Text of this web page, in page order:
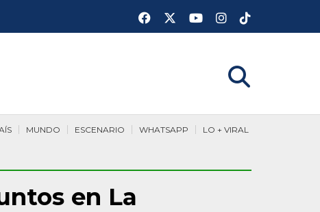
LO + VIRAL
WHATSAPP
ESCENARIO
MUNDO
en La